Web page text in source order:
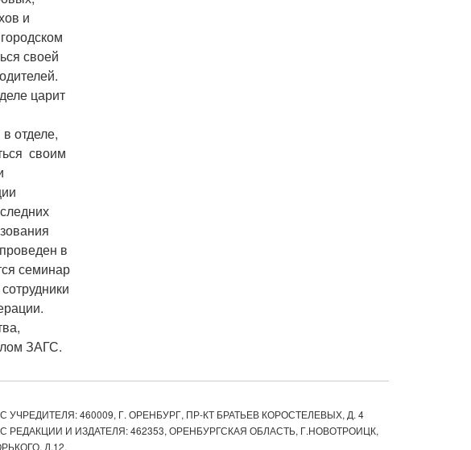
и
своей
царит
отделе,
своим
в
семинар
ЗАГС.
УЧРЕДИТЕЛЯ: 460009, Г. ОРЕНБУРГ, ПР-КТ БРАТЬЕВ КОРОСТЕЛЕВЫХ, Д. 4
РЕДАКЦИИ И ИЗДАТЕЛЯ: 462353, ОРЕНБУРГСКАЯ ОБЛАСТЬ, Г.НОВОТРОИЦК,
Д.12.